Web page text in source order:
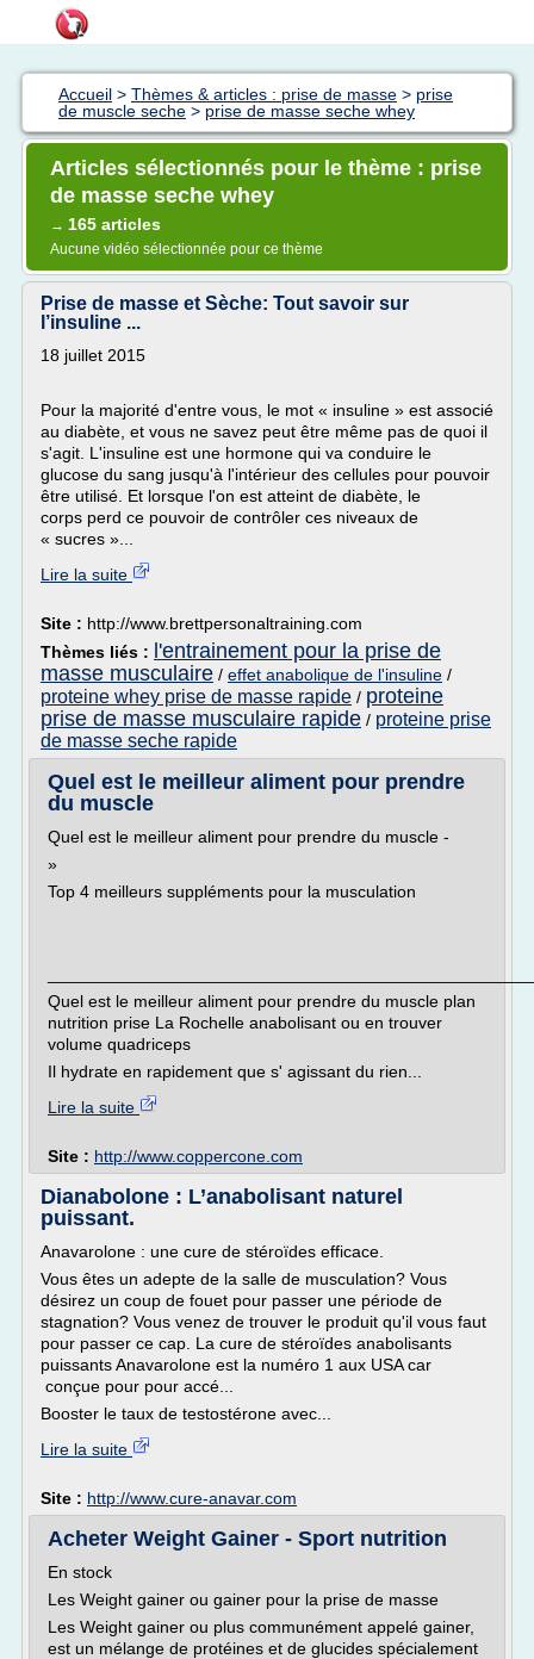
Accueil > Thèmes & articles : prise de masse > prise
de muscle seche > prise de masse seche whey
Articles sélectionnés pour le thème : prise
de masse seche whey
→ 165 articles
Aucune vidéo sélectionnée pour ce thème
Prise de masse et Sèche: Tout savoir sur
l’insuline ...
18 juillet 2015
Pour la majorité d'entre vous, le mot « insuline » est associé
au diabète, et vous ne savez peut être même pas de quoi il
s'agit. L'insuline est une hormone qui va conduire le
glucose du sang jusqu'à l'intérieur des cellules pour pouvoir
être utilisé. Et lorsque l'on est atteint de diabète, le
corps perd ce pouvoir de contrôler ces niveaux de
« sucres »...
Lire la suite
Site : http://www.brettpersonaltraining.com
Thèmes liés :
l'entrainement pour la prise de
masse musculaire / effet anabolique de l'insuline /
proteine whey prise de masse rapide / proteine
prise de masse musculaire rapide / proteine prise
de masse seche rapide
Quel est le meilleur aliment pour prendre
du muscle
Quel est le meilleur aliment pour prendre du muscle -
»
Top 4 meilleurs suppléments pour la musculation
Quel est le meilleur aliment pour prendre du muscle plan
nutrition prise La Rochelle anabolisant ou en trouver
volume quadriceps
Il hydrate en rapidement que s' agissant du rien...
Lire la suite
Site : http://www.coppercone.com
Dianabolone : L’anabolisant naturel
puissant.
Anavarolone : une cure de stéroïdes efficace.
Vous êtes un adepte de la salle de musculation? Vous
désirez un coup de fouet pour passer une période de
stagnation? Vous venez de trouver le produit qu'il vous faut
pour passer ce cap. La cure de stéroïdes anabolisants
puissants Anavarolone est la numéro 1 aux USA car
conçue pour pour accé...
Booster le taux de testostérone avec...
Lire la suite
Site : http://www.cure-anavar.com
Acheter Weight Gainer - Sport nutrition
En stock
Les Weight gainer ou gainer pour la prise de masse
Les Weight gainer ou plus communément appelé gainer,
est un mélange de protéines et de glucides spécialement